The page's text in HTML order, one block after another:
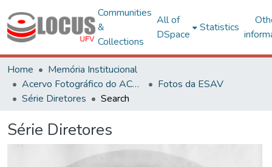
Communities
&
Collections
All of
DSpace
Statistics
Home
Memória Institucional
Acervo Fotográfico do ACH-UFV
Fotos da ESAV
Série Diretores
Search
Série Diretores